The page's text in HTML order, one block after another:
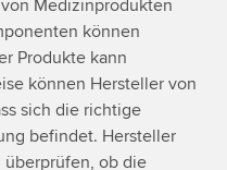
Medizinprodukten
können
Produkte kann
können Hersteller von
sich die richtige
befindet. Hersteller
überprüfen, ob die